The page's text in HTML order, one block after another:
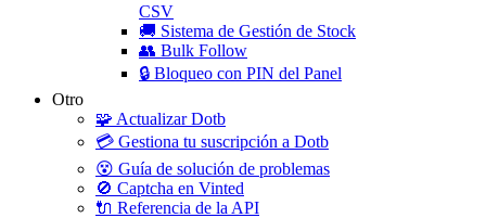
CSV
🚚 Sistema de Gestión de Stock
👥 Bulk Follow
🔒 Bloqueo con PIN del Panel
Otro
🧩 Actualizar Dotb
💳 Gestiona tu suscripción a Dotb
😵 Guía de solución de problemas
🚫 Captcha en Vinted
🔌 Referencia de la API